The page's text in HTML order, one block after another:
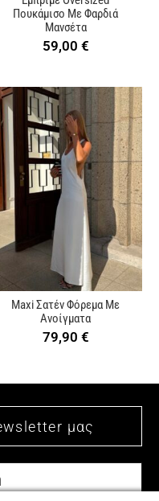
Πουκάμισο Με Φαρδιά
Μανσέτα
59,00 €
Maxi Σατέν Φόρεμα Με
Ανοίγματα
79,90 €